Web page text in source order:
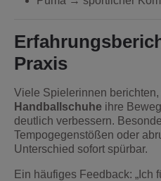
Praxis
Viele Spielerinnen berichten,
Handballschuhe ihre
deutlich verbessern.
Tempogegenstößen oder
Unterschied sofort spürbar.
Ein häufiges Feedback: „Ich